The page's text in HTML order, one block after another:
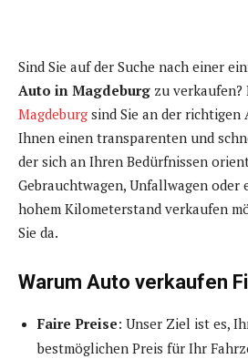
Sind Sie auf der Suche nach einer
Auto in Magdeburg zu verkaufen?
Magdeburg sind Sie an der richtigen
Ihnen einen transparenten und
der sich an Ihren Bedürfnissen
Gebrauchtwagen, Unfallwagen oder
hohem Kilometerstand verkaufen
Sie da.
Warum Auto verkaufen
Faire Preise: Unser Ziel ist es,
bestmöglichen Preis für Ihr